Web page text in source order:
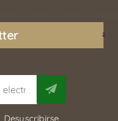
Desuscribirse